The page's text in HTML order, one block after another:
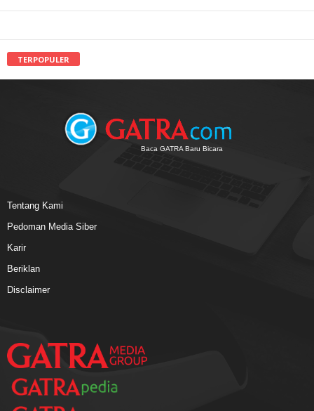
TERPOPULER
Baca GATRA Baru Bicara
Tentang Kami
Pedoman Media Siber
Karir
Beriklan
Disclaimer